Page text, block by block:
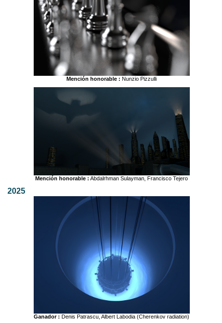
Mención honorable : Nunzio Pizzulli
Mención honorable : Abdalrhman Sulayman, Francisco Tejero
2025
Ganador : Denis Patrascu, Albert Labodia (Cherenkov radiation)